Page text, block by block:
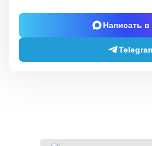
Написать в